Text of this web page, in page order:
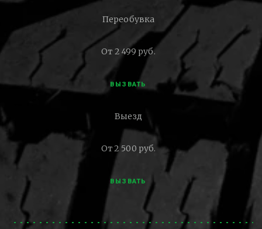
Переобувка
От 2 499 руб.
ВЫЗВАТЬ
Выезд
От 2 500 руб.
ВЫЗВАТЬ